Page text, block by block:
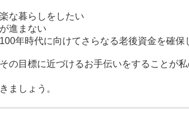
な暮らしをしたい
進まない
年時代に向けてさらなる老後資金を確保
の目標に近づけるお手伝いをすることが
ましょう。